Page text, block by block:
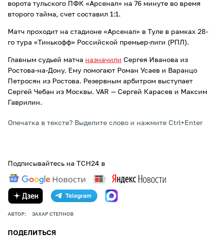
ворота тульского ПФК «Арсенал» на 76 минуте во время
второго тайма, счет составил 1:1.
Матч проходит на стадионе «Арсенал» в Туле в рамках 28-
го тура «Тинькофф» Российской премьер-лиги (РПЛ).
Главным судьей матча назначили Сергея Иванова из
Ростова-на-Дону. Ему помогают Роман Усаев и Варанцо
Петросян из Ростова. Резервным арбитром выступает
Сергей Чебан из Москвы. VAR — Сергей Карасев и Максим
Гаврилин.
Опечатка в тексте? Выделите слово и нажмите Ctrl+Enter
Подписывайтесь на ТСН24 в
АВТОР: ЗАХАР СТЕПНОВ
ПОДЕЛИТЬСЯ